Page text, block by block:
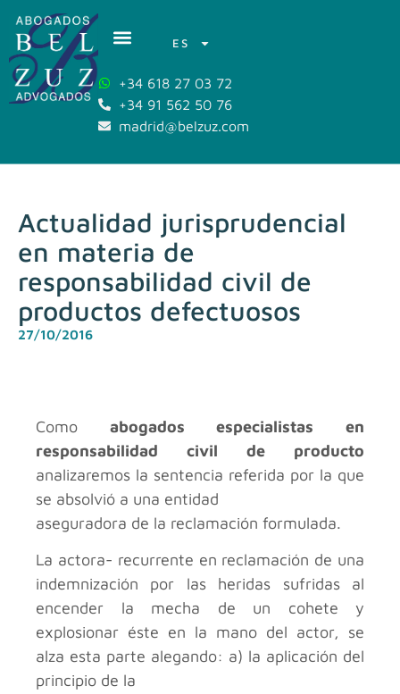
ES
+34 618 27 03 72
+34 91 562 50 76
madrid@belzuz.com
Actualidad jurisprudencial
en materia de
responsabilidad civil de
productos defectuosos
27/10/2016
Como abogados especialistas en
responsabilidad civil de producto
analizaremos la sentencia referida por la que
se absolvió a una entidad
aseguradora de la reclamación formulada.
La actora- recurrente en reclamación de una
indemnización por las heridas sufridas al
encender la mecha de un cohete y
explosionar éste en la mano del actor, se
alza esta parte alegando: a) la aplicación del
principio de la